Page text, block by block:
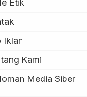
Etik
Iklan
Kami
Media Siber